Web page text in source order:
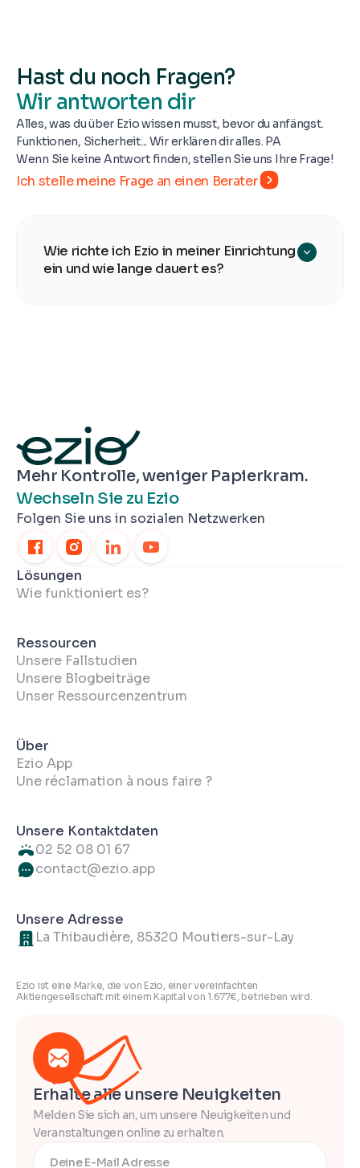
Hast du noch Fragen?
Wir antworten dir
Alles, was du über Ezio wissen musst, bevor du anfängst.
Funktionen, Sicherheit... Wir erklären dir alles. PA
Wenn Sie keine Antwort finden, stellen Sie uns Ihre Frage!
Ich stelle meine Frage an einen Berater
Wie richte ich Ezio in meiner Einrichtung
ein und wie lange dauert es?
Mehr Kontrolle, weniger Papierkram.
Wechseln Sie zu Ezio
Folgen Sie uns in sozialen Netzwerken
Lösungen
Wie funktioniert es?
Ressourcen
Unsere Fallstudien
Unsere Blogbeiträge
Unser Ressourcenzentrum
Über
Ezio App
Une réclamation à nous faire ?
Unsere Kontaktdaten
02 52 08 01 67
contact@ezio.app
Unsere Adresse
La Thibaudière, 85320 Moutiers-sur-Lay
Ezio ist eine Marke, die von Ezio, einer vereinfachten
Aktiengesellschaft mit einem Kapital von 1.677€, betrieben wird.
Erhalte alle unsere Neuigkeiten
Melden Sie sich an, um unsere Neuigkeiten und
Veranstaltungen online zu erhalten.